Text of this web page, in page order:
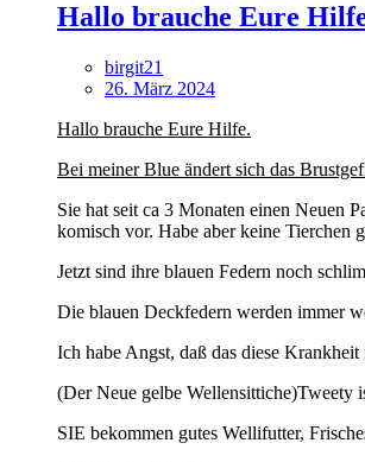
Hallo brauche Eure
birgit21
26. März 2024
Hallo brauche Eure Hilfe.
Bei meiner Blue ändert sich das
Sie hat seit ca 3 Monaten einen Neuen
komisch vor. Habe aber keine Tierchen
Jetzt sind ihre blauen Federn noch
Die blauen Deckfedern werden immer
Ich habe Angst, daß das diese
(Der Neue gelbe Wellensittiche)Tweety
SIE bekommen gutes Wellifutter,